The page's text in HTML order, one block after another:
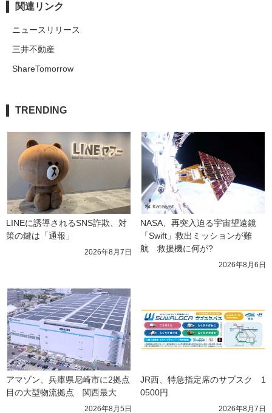
関連リンク
ニュースリリース
三井不動産
ShareTomorrow
TRENDING
LINEに誘導されるSNS詐欺、対
策の鍵は「通報」
2026年8月7日
NASA、再突入迫る宇宙望遠鏡
「Swift」救出ミッションが難
航　救援機に何が?
2026年8月6日
アマゾン、兵庫県尼崎市に2拠点
目の大型物流拠点　関西最大
2026年8月5日
JR西、特急指定席のサブスク　1
0500円
2026年8月7日